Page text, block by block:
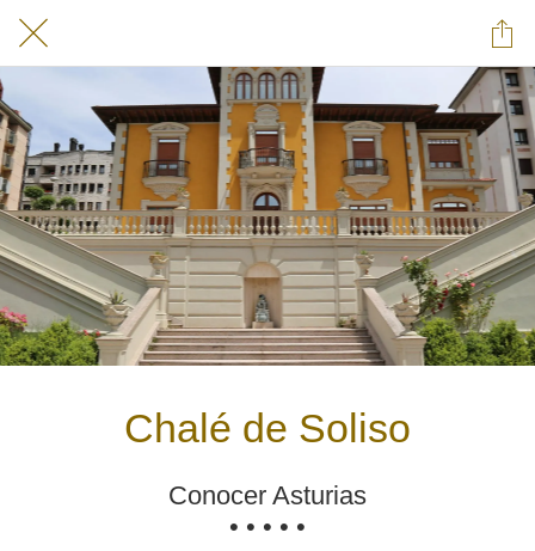
Chalé de Soliso
Conocer Asturias
• • • • •